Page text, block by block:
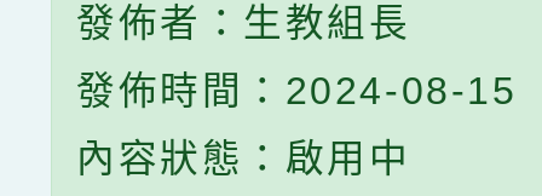
發佈者：生教組長
發佈時間：2024-08-15
內容狀態：啟用中